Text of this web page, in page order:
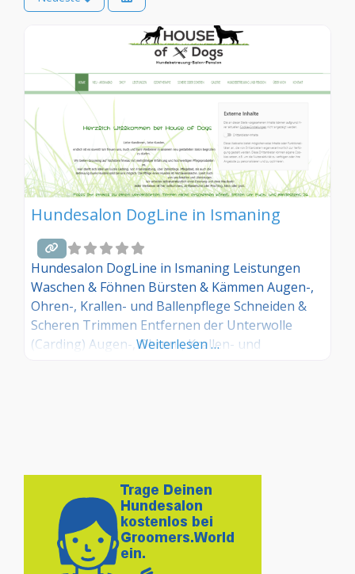
Hundesalon DogLine in Ismaning
Hundesalon DogLine in Ismaning Leistungen
Waschen & Föhnen Bürsten & Kämmen Augen-,
Ohren-, Krallen- und Ballenpflege Schneiden &
Scheren Trimmen Entfernen der Unterwolle
(Carding) Augen-, Ohren-, Krallen- und
Weiterlesen …